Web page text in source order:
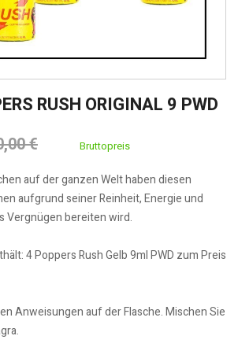
RUSH ORIGINAL 9 PWD
€ Bruttopreis
auf der ganzen Welt haben diesen
aufgrund seiner Reinheit, Energie und
Vergnügen bereiten wird.
4 Poppers Rush Gelb 9ml PWD zum Preis
Anweisungen auf der Flasche. Mischen Sie